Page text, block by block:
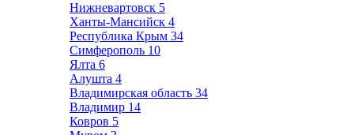
Нижневартовск 5
Ханты-Мансийск 4
Республика Крым 34
Симферополь 10
Ялта 6
Алушта 4
Владимирская область 34
Владимир 14
Ковров 5